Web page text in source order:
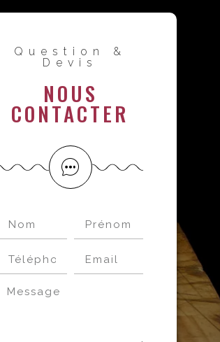
Question &
Devis
NOUS
CONTACTER